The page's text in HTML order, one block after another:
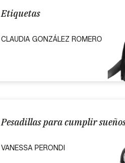
Etiquetas
CLAUDIA GONZÁLEZ ROMERO
Pesadillas para cumplir
VANESSA PERONDI